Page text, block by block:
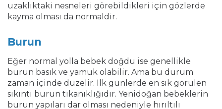
uzaklıktaki nesneleri görebildikleri için gözlerde
kayma olması da normaldir.
Burun
Eğer normal yolla bebek doğdu ise genellikle
burun basık ve yamuk olabilir. Ama bu durum
zaman içinde düzelir. İlk günlerde en sık görülen
sıkıntı burun tıkanıklığıdır. Yenidoğan bebeklerin
burun yapıları dar olması nedeniyle hırıltılı